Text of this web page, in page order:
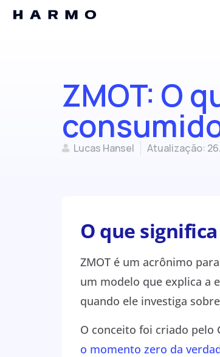
ZMOT: O
Lucas Hansel Atualização:
O que significa
ZMOT é um acrônimo
um modelo que explica a
quando ele investiga
O conceito foi criado pelo
o momento zero da